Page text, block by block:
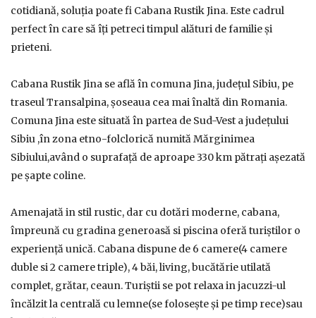
cotidiană, soluția poate fi Cabana Rustik Jina. Este cadrul
perfect în care să îți petreci timpul alături de familie și
prieteni.
Cabana Rustik Jina se află în comuna Jina, județul Sibiu, pe
traseul Transalpina, șoseaua cea mai înaltă din Romania.
Comuna Jina este situată în partea de Sud-Vest a județului
Sibiu ,în zona etno-folclorică numită Mărginimea
Sibiului,având o suprafață de aproape 330 km pătrați așezată
pe șapte coline.
Amenajată in stil rustic, dar cu dotări moderne, cabana,
împreună cu gradina generoasă si piscina oferă turiștilor o
experiență unică. Cabana dispune de 6 camere(4 camere
duble si 2 camere triple), 4 băi, living, bucătărie utilată
complet, grătar, ceaun. Turiștii se pot relaxa in jacuzzi-ul
încălzit la centrală cu lemne(se folosește și pe timp rece)sau